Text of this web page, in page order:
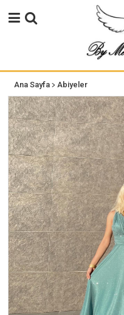
Ana Sayfa> Abiyeler